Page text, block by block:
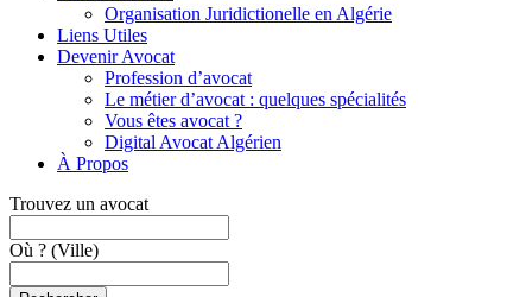
Organisation Juridictionelle en Algérie
Liens Utiles
Devenir Avocat
Profession d’avocat
Le métier d’avocat : quelques spécialités
Vous êtes avocat ?
Digital Avocat Algérien
À Propos
Trouvez un avocat
Où ? (Ville)